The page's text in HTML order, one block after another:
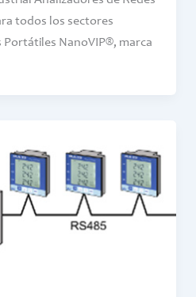
todos los sectores
Portátiles NanoVIP®, marca